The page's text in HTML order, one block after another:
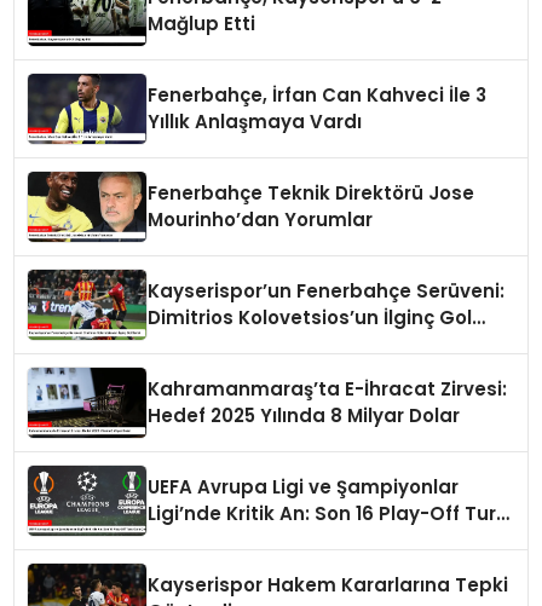
Mağlup Etti
Fenerbahçe, İrfan Can Kahveci İle 3
Yıllık Anlaşmaya Vardı
Fenerbahçe Teknik Direktörü Jose
Mourinho’dan Yorumlar
Kayserispor’un Fenerbahçe Serüveni:
Dimitrios Kolovetsios’un İlginç Gol
Kahramanmaraş’ta E-İhracat Zirvesi:
Hedef 2025 Yılında 8 Milyar Dolar
UEFA Avrupa Ligi ve Şampiyonlar
Ligi’nde Kritik An: Son 16 Play-Off Turu
Kayserispor Hakem Kararlarına Tepki